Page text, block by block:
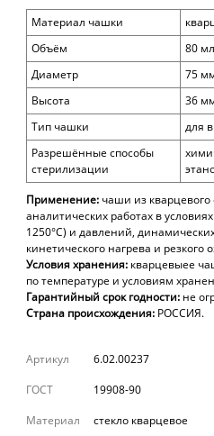
Материал чашки
Объём
80 мл
Диаметр
75
Высота
36
Тип чашки
для
Разрешённые способы
стерилизации
Применение: чаши из
аналитических работах в
1250°С) и давлений,
кинетического нагрева и резкого
Условия хранения: кварцевыее
по температуре и условиям
Гарантийный срок годности: не
Страна происхождения: РОССИЯ.
Артикул
6.02.00237
ГОСТ
19908-90
Материал
стекло кварцевое